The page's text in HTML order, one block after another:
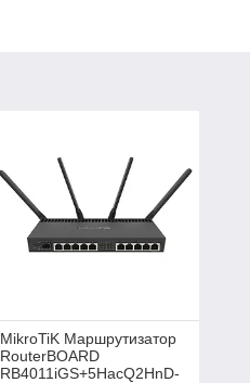
MikroTiK Маршрутизатор
RouterBOARD
RB4011iGS+5HacQ2HnD-